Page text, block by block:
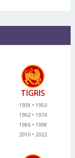
TIGRIS
1938
1950
1962
1974
1986
1998
2010
2022